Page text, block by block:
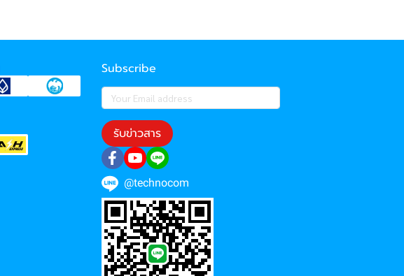
Subscribe
รับข่าวสาร
@technocom